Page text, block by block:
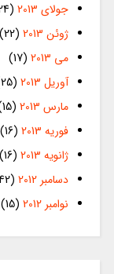
جولای 2013
(24)
ژوئن 2013
(22)
می 2013
(17)
آوریل 2013
(25)
مارس 2013
(15)
فوریه 2013
(16)
ژانویه 2013
(16)
دسامبر 2012
(42)
نوامبر 2012
(15)